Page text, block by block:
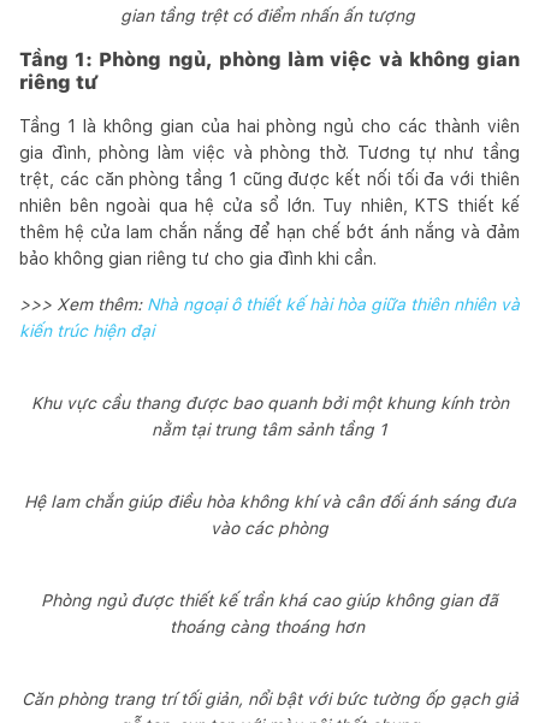
gian tầng trệt có điểm nhấn ấn tượng
Tầng 1: Phòng ngủ, phòng làm việc và không gian
riêng tư
Tầng 1 là không gian của hai phòng ngủ cho các thành viên
gia đình, phòng làm việc và phòng thờ. Tương tự như tầng
trệt, các căn phòng tầng 1 cũng được kết nối tối đa với thiên
nhiên bên ngoài qua hệ cửa sổ lớn. Tuy nhiên, KTS thiết kế
thêm hệ cửa lam chắn nắng để hạn chế bớt ánh nắng và đảm
bảo không gian riêng tư cho gia đình khi cần.
>>> Xem thêm: Nhà ngoại ô thiết kế hài hòa giữa thiên nhiên và
kiến trúc hiện đại
Khu vực cầu thang được bao quanh bởi một khung kính tròn
nằm tại trung tâm sảnh tầng 1
Hệ lam chắn giúp điều hòa không khí và cân đối ánh sáng đưa
vào các phòng
Phòng ngủ được thiết kế trần khá cao giúp không gian đã
thoáng càng thoáng hơn
Căn phòng trang trí tối giản, nổi bật với bức tường ốp gạch giả